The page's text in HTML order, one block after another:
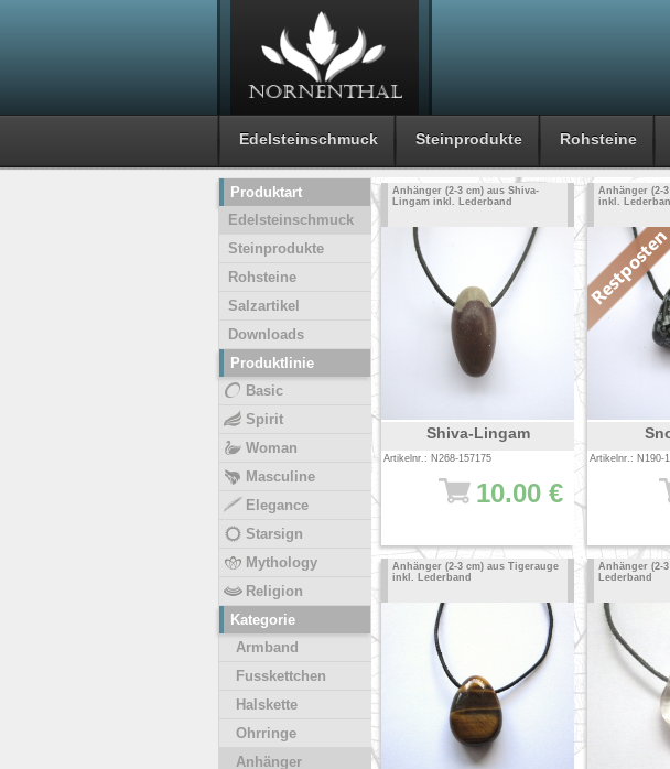
Edelsteinschmuck Steinprodukte Rohsteine
Anhänger (2-3 cm) aus Shiva-
Lingam inkl. Lederband
Shiva-Lingam
Artikelnr.: N268-157175
10.00 €
Anhänger (2-
inkl.
Artikelnr.: N190-
Anhänger (2-3 cm) aus Tigerauge
inkl. Lederband
Anhänger (2-
Lederband
Produktart
Edelsteinschmuck
Steinprodukte
Rohsteine
Salzartikel
Downloads
Produktlinie
Basic
Spirit
Woman
Masculine
Elegance
Starsign
Mythology
Religion
Kategorie
Armband
Fusskettchen
Halskette
Ohrringe
Anhänger